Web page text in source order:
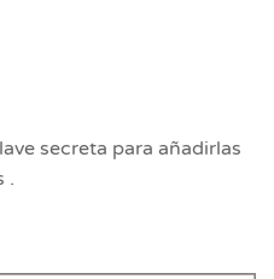
secreta para añadirlas
.